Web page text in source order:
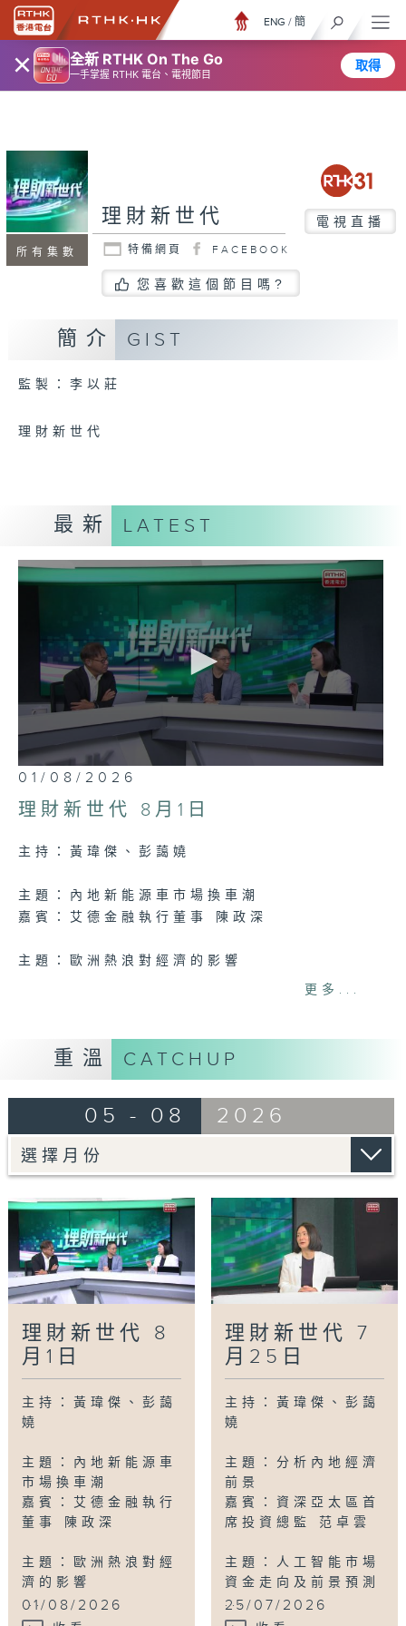
× 全新 RTHK On The Go
一手掌握 RTHK 電台、電視節目
取得
ENG / 簡
所有集數
理財新世代 電視直播
特備網頁 FACEBOOK
您喜歡這個節目嗎?
簡介 GIST
監製：李以莊
理財新世代
最新 LATEST
0
seconds
of
47
24
seconds
01/08/2026
理財新世代 8月1日
主持：黃瑋傑、彭藹嬈
主題：內地新能源車市場換車潮
嘉賓：艾德金融執行董事 陳政深
主題：歐洲熱浪對經濟的影響
嘉賓：法國外貿銀行亞太區高級經濟學家 吳卓
Tag: 理財 金融 , 黃金 , 股市,貨幣
更多...
重溫 CATCHUP
05 - 08 2026
理財新世代 8
月1日
主持：黃瑋傑、彭藹
嬈
主題：內地新能源車
市場換車潮
嘉賓：艾德金融執行
董事 陳政深
主題：歐洲熱浪對經
濟的影響
...
01/08/2026
理財新世代 7
月25日
主持：黃瑋傑、彭藹
嬈
主題：分析內地經濟
前景
嘉賓：資深亞太區首
席投資總監 范卓雲
主題：人工智能市場
資金走向及前景預測
...
25/07/2026